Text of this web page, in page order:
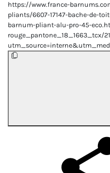
https://www.france-
pliants/6607-17147-bache-de-
barnum-pliant-alu-pro-45-
rouge_pantone_18_1663_tcx/